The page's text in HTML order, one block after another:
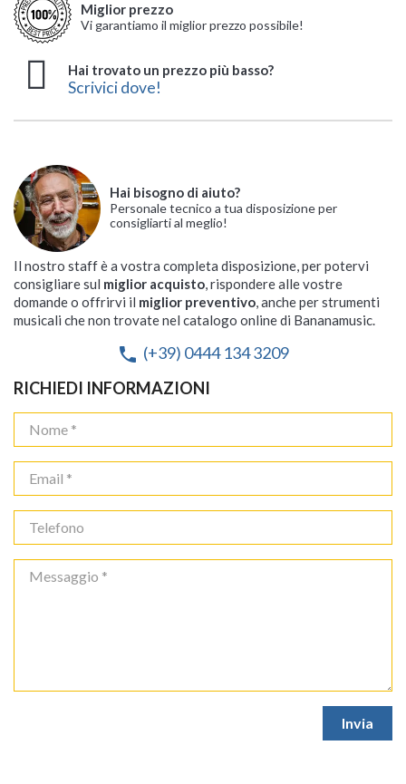
Miglior prezzo
Vi garantiamo il miglior prezzo possibile!
Hai trovato un prezzo più basso?
Scrivici dove!
Hai bisogno di aiuto?
Personale tecnico a tua disposizione per
consigliarti al meglio!
Il nostro staff è a vostra completa disposizione, per potervi
consigliare sul miglior acquisto, rispondere alle vostre
domande o offrirvi il miglior preventivo, anche per strumenti
musicali che non trovate nel catalogo online di Bananamusic.
phone (+39) 0444 134 3209
RICHIEDI INFORMAZIONI